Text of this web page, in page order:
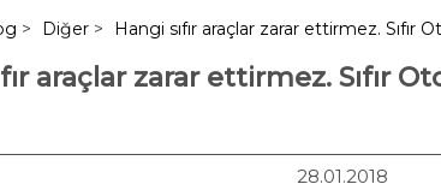
> Diğer > Hangi sıfır araçlar zarar ettirmez. Sıfır
araçlar zarar ettirmez. Sıfır
28.01.2018